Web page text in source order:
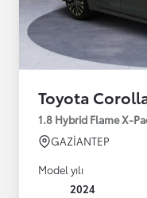
Toyota
1.8 Hybrid Flame X-
GAZİANTEP
Model yılı
2024